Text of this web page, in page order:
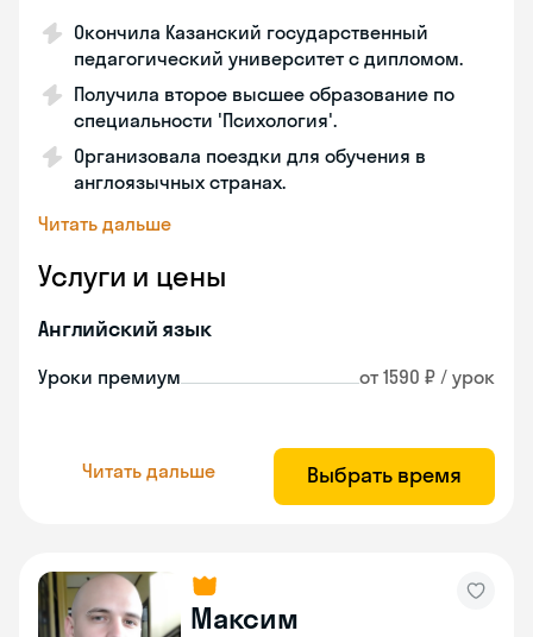
Окончила Казанский государственный
педагогический университет с дипломом.
Получила второе высшее образование по
специальности 'Психология'.
Организовала поездки для обучения в
англоязычных странах.
Читать дальше
Услуги и цены
Английский язык
Уроки премиум от 1590 ₽ / урок
Читать дальше Выбрать время
Максим